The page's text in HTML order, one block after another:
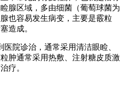
腺区域，多由细菌（葡萄球菌为
也容易发生病变，主要是霰粒
造成。
院诊治，通常采用清洁眼睑、
肿通常采用热敷、注射糖皮质激
疗。